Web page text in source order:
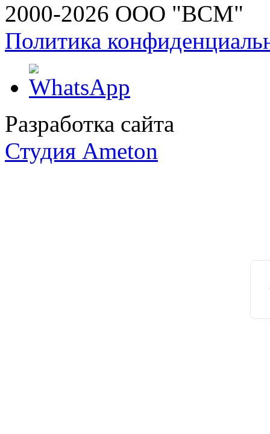
2000-2026 ООО "ВСМ"
Политика
Разработка сайта
Студия Ameton